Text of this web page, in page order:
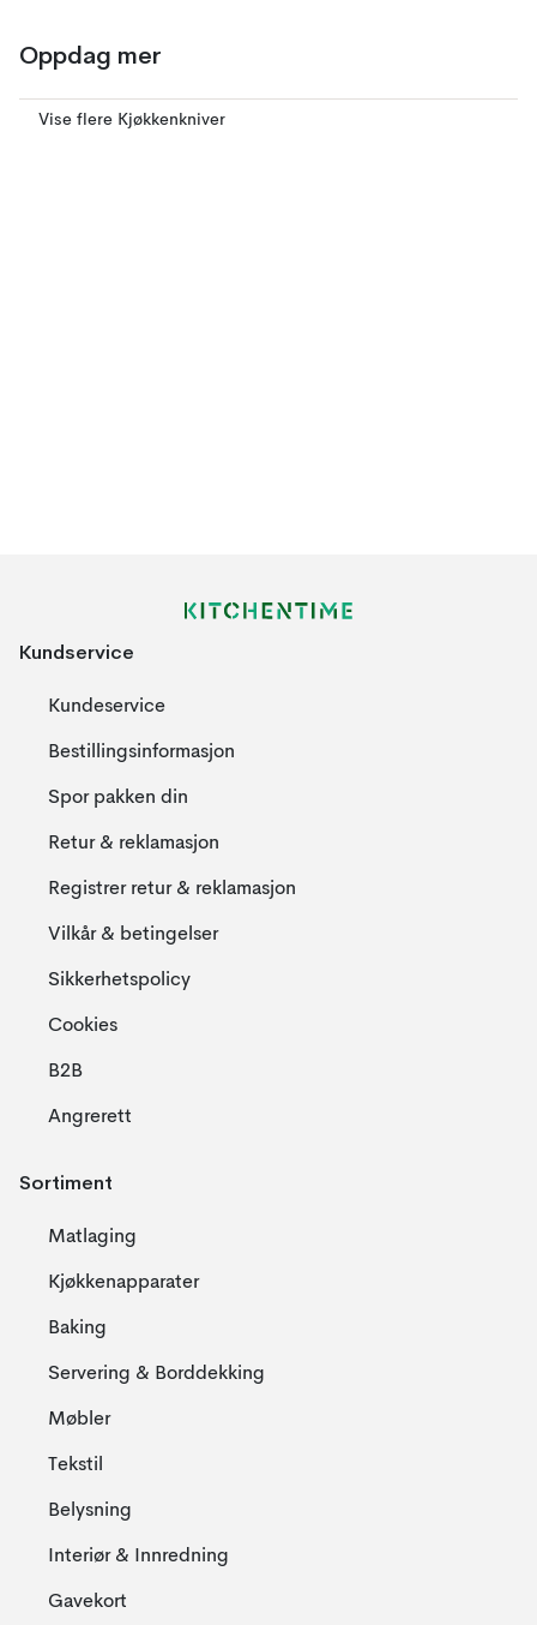
Oppdag mer
Vise flere Kjøkkenkniver
Kundservice
Kundeservice
Bestillingsinformasjon
Spor pakken din
Retur & reklamasjon
Registrer retur & reklamasjon
Vilkår & betingelser
Sikkerhetspolicy
Cookies
B2B
Angrerett
Sortiment
Matlaging
Kjøkkenapparater
Baking
Servering & Borddekking
Møbler
Tekstil
Belysning
Interiør & Innredning
Gavekort